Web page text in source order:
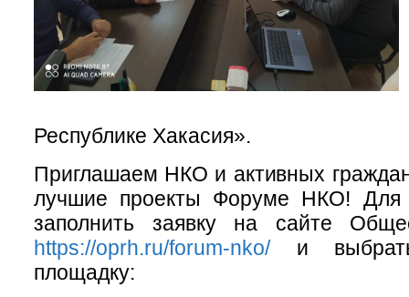
Республике Хакасия».
Приглашаем НКО и активных
лучшие проекты Форуме НКО! Для
заполнить заявку на сайте
https://oprh.ru/forum-nko/и выбрать
площадку: